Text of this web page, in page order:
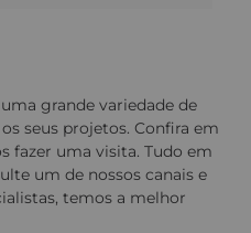
grande variedade de
seus projetos. Confira em
fazer uma visita. Tudo em
um de nossos canais e
temos a melhor